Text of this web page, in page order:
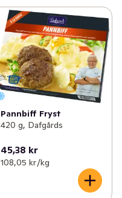
Pannbiff Fryst
420 g, Dafgårds
45,38 kr
108,05 kr /kg